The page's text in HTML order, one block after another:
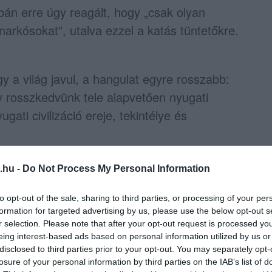
- Do Not Process My Personal Information
opt-out of the sale, sharing to third parties, or processing of your
for targeted advertising by us, please use the below opt-out
selection. Please note that after your opt-out request is processed
interest-based ads based on personal information utilized by us
to third parties prior to your opt-out. You may separately
of your personal information by third parties on the IAB’s list of
erre úgy reagált, hogy „csak olyan
utalva ezzel a katás tüntetőkre.
a világ javul, a hangulat egyre rosszabb:
tele alapvetően nyugati
civilizáció ereje, tekintélye és
van, miközben a többi civilizáció
és pénzügyi rendszert, viszont nem
terjesztené a saját értékeit, ezt pedig a